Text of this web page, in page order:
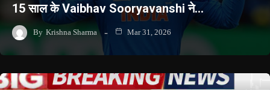
15 साल के Vaibhav Sooryavanshi ने…
By Krishna Sharma Mar 31, 2026